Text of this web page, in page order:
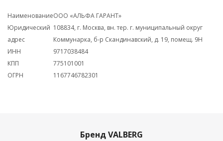
НаименованиеООО «АЛЬФА ГАРАНТ»
Юридический
адрес
108834, г. Москва, вн. тер. г. муниципальный округ
Коммунарка, б-р Скандинавский, д. 19, помещ. 9Н
ИНН
9717038484
КПП
775101001
ОГРН
1167746782301
Бренд VALBERG